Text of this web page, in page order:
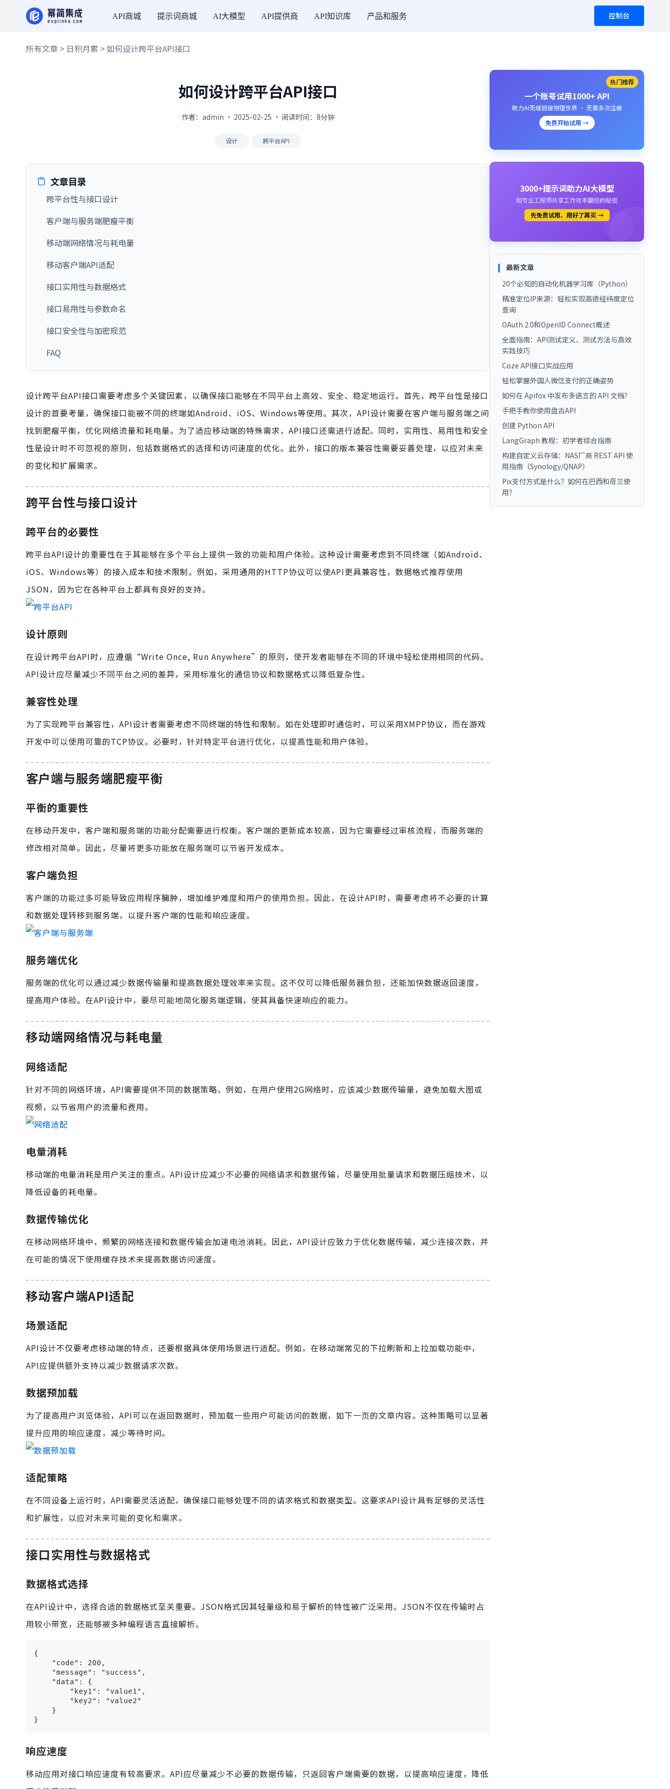
API商城 提示词商城 AI大模型 API提供商 API知识库 产品和服务 控制台
所有文章 > 日积月累 > 如何设计跨平台API接口
如何设计跨平台API接口
作者：admin · 2025-02-25 · 阅读时间：8分钟
设计 跨平台API
文章目录
跨平台性与接口设计
客户端与服务端肥瘦平衡
移动端网络情况与耗电量
移动客户端API适配
接口实用性与数据格式
接口易用性与参数命名
接口安全性与加密规范
FAQ
设计跨平台API接口需要考虑多个关键因素，以确保接口能够在不同平台上高效、安全、稳定地运行。首先，跨平台性是接口
设计的首要考量，确保接口能被不同的终端如Android、iOS、Windows等使用。其次，API设计需要在客户端与服务端之间
找到肥瘦平衡，优化网络流量和耗电量。为了适应移动端的特殊需求，API接口还需进行适配。同时，实用性、易用性和安全
性是设计时不可忽视的原则，包括数据格式的选择和访问速度的优化。此外，接口的版本兼容性需要妥善处理，以应对未来
的变化和扩展需求。
跨平台性与接口设计
跨平台的必要性
跨平台API设计的重要性在于其能够在多个平台上提供一致的功能和用户体验。这种设计需要考虑到不同终端（如Android、
iOS、Windows等）的接入成本和技术限制。例如，采用通用的HTTP协议可以使API更具兼容性，数据格式推荐使用
JSON，因为它在各种平台上都具有良好的支持。
设计原则
在设计跨平台API时，应遵循“Write Once, Run Anywhere”的原则，使开发者能够在不同的环境中轻松使用相同的代码。
API设计应尽量减少不同平台之间的差异，采用标准化的通信协议和数据格式以降低复杂性。
兼容性处理
为了实现跨平台兼容性，API设计者需要考虑不同终端的特性和限制。如在处理即时通信时，可以采用XMPP协议，而在游戏
开发中可以使用可靠的TCP协议。必要时，针对特定平台进行优化，以提高性能和用户体验。
客户端与服务端肥瘦平衡
平衡的重要性
在移动开发中，客户端和服务端的功能分配需要进行权衡。客户端的更新成本较高，因为它需要经过审核流程，而服务端的
修改相对简单。因此，尽量将更多功能放在服务端可以节省开发成本。
客户端负担
客户端的功能过多可能导致应用程序臃肿，增加维护难度和用户的使用负担。因此，在设计API时，需要考虑将不必要的计算
和数据处理转移到服务端，以提升客户端的性能和响应速度。
服务端优化
服务端的优化可以通过减少数据传输量和提高数据处理效率来实现。这不仅可以降低服务器负担，还能加快数据返回速度，
提高用户体验。在API设计中，要尽可能地简化服务端逻辑，使其具备快速响应的能力。
移动端网络情况与耗电量
网络适配
针对不同的网络环境，API需要提供不同的数据策略。例如，在用户使用2G网络时，应该减少数据传输量，避免加载大图或
视频，以节省用户的流量和费用。
电量消耗
移动端的电量消耗是用户关注的重点。API设计应减少不必要的网络请求和数据传输，尽量使用批量请求和数据压缩技术，以
降低设备的耗电量。
数据传输优化
在移动网络环境中，频繁的网络连接和数据传输会加速电池消耗。因此，API设计应致力于优化数据传输，减少连接次数，并
在可能的情况下使用缓存技术来提高数据访问速度。
移动客户端API适配
场景适配
API设计不仅要考虑移动端的特点，还要根据具体使用场景进行适配。例如，在移动端常见的下拉刷新和上拉加载功能中，
API应提供额外支持以减少数据请求次数。
数据预加载
为了提高用户浏览体验，API可以在返回数据时，预加载一些用户可能访问的数据，如下一页的文章内容。这种策略可以显著
提升应用的响应速度，减少等待时间。
适配策略
在不同设备上运行时，API需要灵活适配，确保接口能够处理不同的请求格式和数据类型。这要求API设计具有足够的灵活性
和扩展性，以应对未来可能的变化和需求。
接口实用性与数据格式
数据格式选择
在API设计中，选择合适的数据格式至关重要。JSON格式因其轻量级和易于解析的特性被广泛采用。JSON不仅在传输时占
用较小带宽，还能够被多种编程语言直接解析。
{
    "code": 200,
    "message": "success",
    "data": {
        "key1": "value1",
        "key2": "value2"
    }
}
响应速度
移动应用对接口响应速度有较高要求。API应尽量减少不必要的数据传输，只返回客户端需要的数据，以提高响应速度，降低
热门推荐
一个账号试用1000+ API
助力AI无缝链接物理世界 · 无需多次注册
免费开始试用 →
3000+提示词助力AI大模型
和专业工程师共享工作效率翻倍的秘密
先免费试用、用好了再买 →
最新文章
20个必知的自动化机器学习库（Python）
精准定位IP来源：轻松实现高德经纬度定位
查询
OAuth 2.0和OpenID Connect概述
全面指南：API测试定义、测试方法与高效
实践技巧
Coze API接口实战应用
轻松掌握外国人微信支付的正确姿势
如何在 Apifox 中发布多语言的 API 文档？
手把手教你使用盘古API
创建 Python API
LangGraph 教程：初学者综合指南
构建自定义云存储：NAS厂商 REST API 使
用指南（Synology/QNAP）
Pix支付方式是什么？如何在巴西和荷兰使
用？